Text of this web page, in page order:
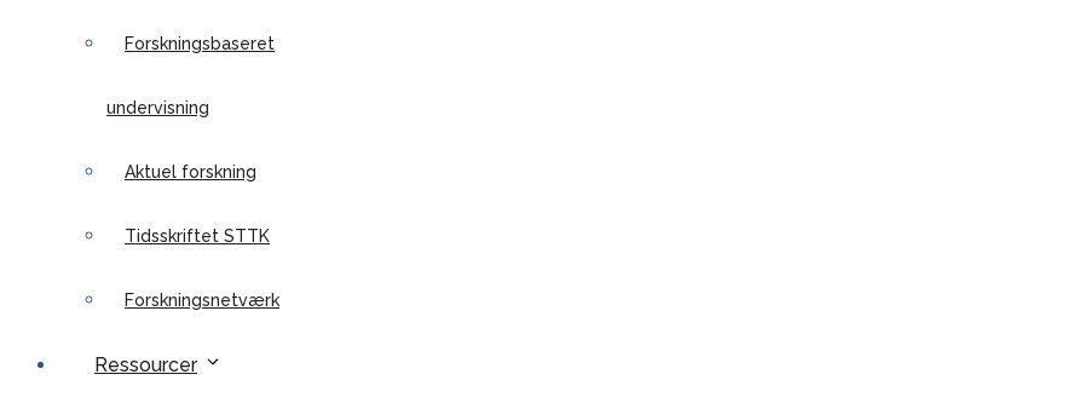
Forskningsbaseret
undervisning
Aktuel forskning
Tidsskriftet STTK
Forskningsnetværk
Ressourcer